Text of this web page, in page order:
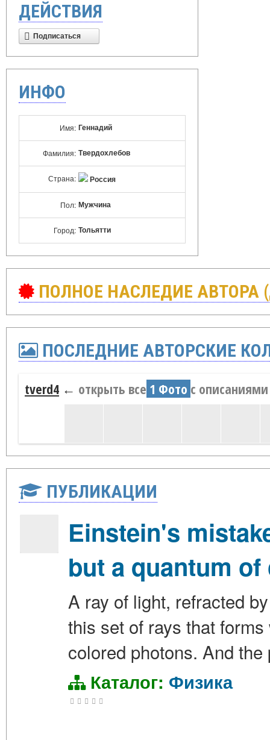
ДЕЙСТВИЯ
Подписаться
ИНФО
Имя: Геннадий
Фамилия: Твердохлебов
Страна: Россия
Пол: Мужчина
Город: Тольятти
ПОЛНОЕ НАСЛЕДИЕ
ПОСЛЕДНИЕ АВТОРСКИЕ
tverd4 ← открыть все 1 Фото с описаниями
ПУБЛИКАЦИИ
Einstein's
but a quantum of
A ray of light, refracted
this set of rays that
colored photons. And
Каталог: Физика